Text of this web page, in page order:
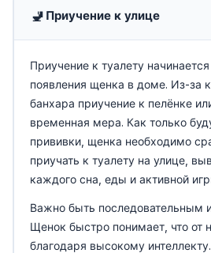
🚽 Приучение к улице
Приучение к туалету
появления щенка в доме. Из-за
банхара приучение к пелёнке
временная мера. Как только
прививки, щенка необходимо
приучать к туалету на улице,
каждого сна, еды и активной
Важно быть последовательным
Щенок быстро понимает, что от
благодаря высокому